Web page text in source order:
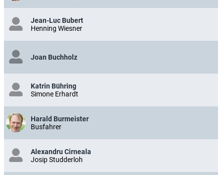
Jean-Luc Bubert
Henning Wiesner
Joan Buchholz
Katrin Bühring
Simone Erhardt
Harald Burmeister
Busfahrer
Alexandru Cirneala
Josip Studderloh